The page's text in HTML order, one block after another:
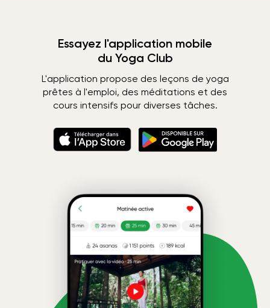
Essayez l'application mobile
du Yoga Club
L'application propose des leçons de yoga
prêtes à l'emploi, des méditations et des
cours intensifs pour diverses tâches.